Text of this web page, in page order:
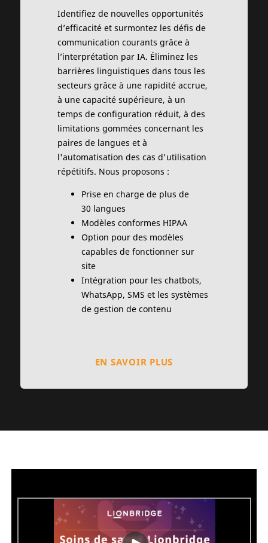
Identifiez de nouvelles opportunités
d’efficacité et surmontez les défis de
communication courants grâce à
l’interprétation par IA. Éliminez les
barrières linguistiques dans tous les
secteurs grâce à une rapidité accrue,
à une capacité supérieure, à un
temps de configuration réduit, à des
limitations gommées concernant les
paires de langues et à
l'automatisation des cas d'utilisation
répétitifs. Nous proposons :
Prise en charge de plus de
30 langues
Modèles conformes HIPAA
Option pour des modèles
capables de fonctionner sur
site
Intégration pour les chatbots,
WhatsApp, SMS et les systèmes
de gestion de contenu
EN SAVOIR PLUS